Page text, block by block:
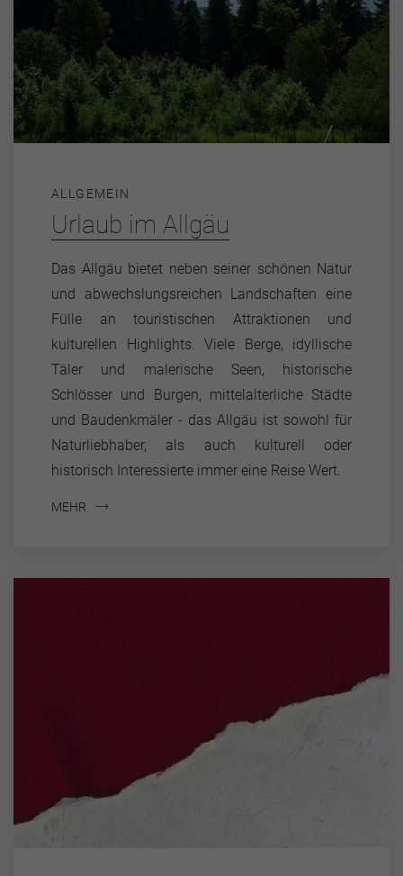
ALLGEMEIN
Urlaub im Allgäu
Das Allgäu bietet neben seiner schönen Natur
und abwechslungsreichen Landschaften eine
Fülle an touristischen Attraktionen und
kulturellen Highlights. Viele Berge, idyllische
Täler und malerische Seen, historische
Schlösser und Burgen, mittelalterliche Städte
und Baudenkmäler - das Allgäu ist sowohl für
Naturliebhaber, als auch kulturell oder
historisch Interessierte immer eine Reise Wert.
MEHR